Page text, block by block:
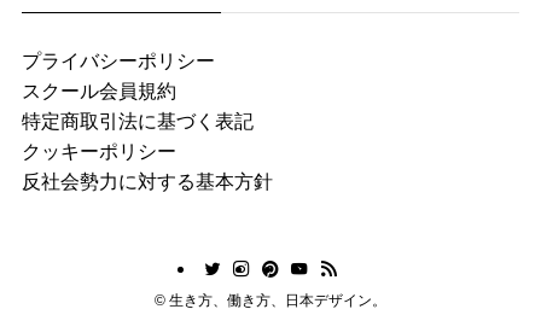
プライバシーポリシー
スクール会員規約
特定商取引法に基づく表記
クッキーポリシー
反社会勢力に対する基本方針
© 生き方、働き方、日本デザイン。